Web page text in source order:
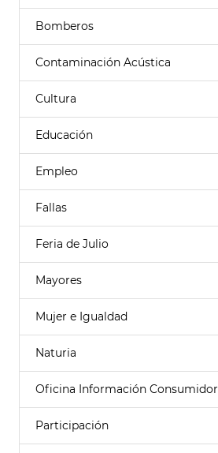
Bomberos
Contaminación Acústica
Cultura
Educación
Empleo
Fallas
Feria de Julio
Mayores
Mujer e Igualdad
Naturia
Oficina Información Consumidor
Participación